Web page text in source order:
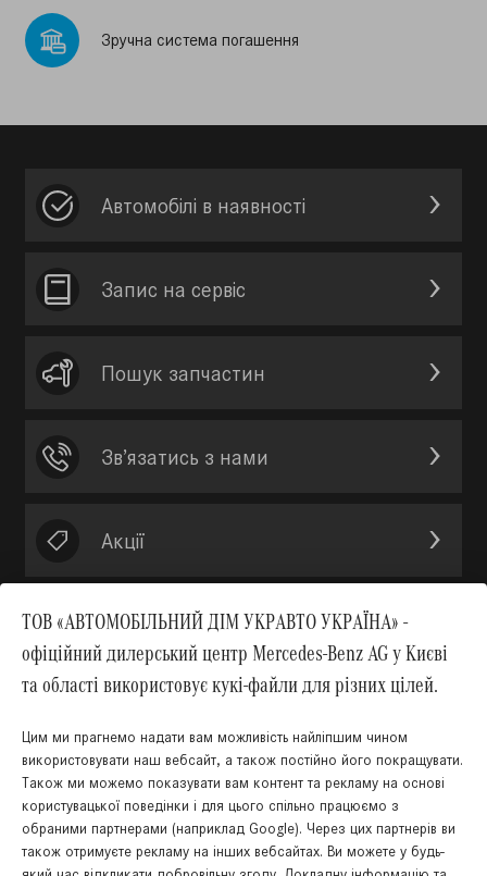
Зручна система погашення
ТОВ «АВТОМОБІЛЬНИЙ ДІМ УКРАВТО УКРАЇНА» -
офіційний дилерський центр Mercedes-Benz AG у Києві
та області використовує кукі-файли для різних цілей.
Цим ми прагнемо надати вам можливість найліпшим чином
використовувати наш вебсайт, а також постійно його покращувати.
Також ми можемо показувати вам контент та рекламу на основі
користувацької поведінки і для цього спільно працюємо з
обраними партнерами (наприклад Google). Через цих партнерів ви
також отримуєте рекламу на інших вебсайтах. Ви можете у будь-
Автомобілі в наявності
Запис на сервic
Пошук запчастин
Зв’язатись з нами
Акції
Вгору